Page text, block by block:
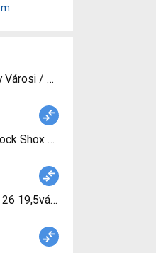
Városi / Cruiser tárcsafék
Shox Recon Silver D SA
19,5váz Mountain Bike